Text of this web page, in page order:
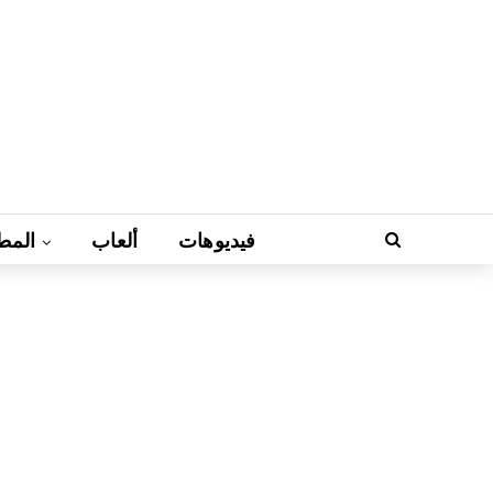
ألعاب فيديوهات